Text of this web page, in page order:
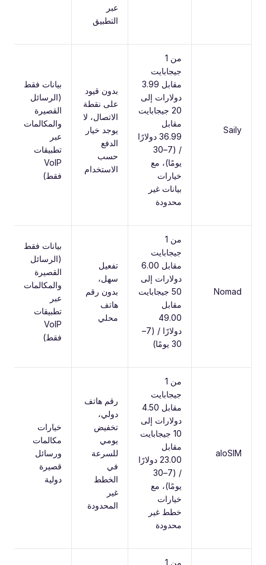
عبر
التطبيق
Saily
من 1
جيجابايت
مقابل 3.99
دولارات إلى
20 جيجابايت
مقابل
36.99 دولارًا
/ (7–30
يومًا)، مع
خيارات
بيانات غير
محدودة
بدون قيود
على نقطة
الاتصال، لا
يوجد خيار
الدفع
حسب
الاستخدام
بيانات فقط
(الرسائل
القصيرة
والمكالمات
عبر
تطبيقات
VoIP
فقط)
Nomad
من 1
جيجابايت
مقابل 6.00
دولارات إلى
50 جيجابايت
مقابل
49.00
دولارًا / (7–
30 يومًا)
تفعيل
سهل،
بدون رقم
هاتف
محلي
بيانات فقط
(الرسائل
القصيرة
والمكالمات
عبر
تطبيقات
VoIP
فقط)
aloSIM
من 1
جيجابايت
مقابل 4.50
دولارات إلى
10 جيجابايت
مقابل
23.00 دولارًا
/ (7–30
يومًا)، مع
خيارات
خطط غير
محدودة
رقم هاتف
دولي،
تخفيض
يومي
للسرعة
في
الخطط
غير
المحدودة
خيارات
مكالمات
ورسائل
قصيرة
دولية
من 1